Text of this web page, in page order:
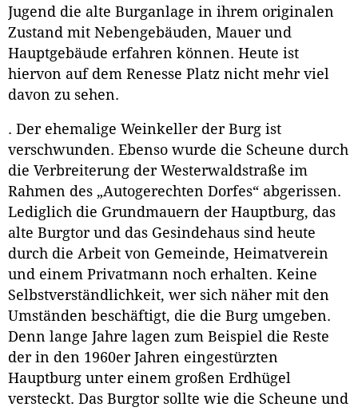
Jugend die alte Burganlage in ihrem originalen
Zustand mit Nebengebäuden, Mauer und
Hauptgebäude erfahren können. Heute ist
hiervon auf dem Renesse Platz nicht mehr viel
davon zu sehen.
. Der ehemalige Weinkeller der Burg ist
verschwunden. Ebenso wurde die Scheune durch
die Verbreiterung der Westerwaldstraße im
Rahmen des „Autogerechten Dorfes“ abgerissen.
Lediglich die Grundmauern der Hauptburg, das
alte Burgtor und das Gesindehaus sind heute
durch die Arbeit von Gemeinde, Heimatverein
und einem Privatmann noch erhalten. Keine
Selbstverständlichkeit, wer sich näher mit den
Umständen beschäftigt, die die Burg umgeben.
Denn lange Jahre lagen zum Beispiel die Reste
der in den 1960er Jahren eingestürzten
Hauptburg unter einem großen Erdhügel
versteckt. Das Burgtor sollte wie die Scheune und